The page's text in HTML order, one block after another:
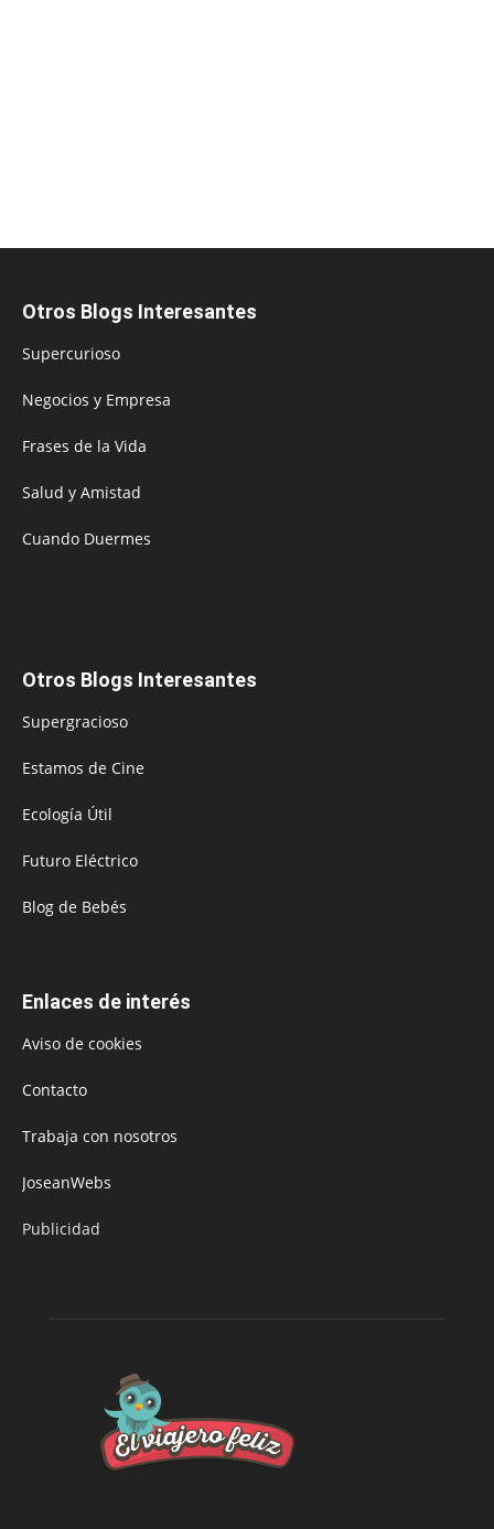
Otros Blogs Interesantes
Supercurioso
Negocios y Empresa
Frases de la Vida
Salud y Amistad
Cuando Duermes
Otros Blogs Interesantes
Supergracioso
Estamos de Cine
Ecología Útil
Futuro Eléctrico
Blog de Bebés
Enlaces de interés
Aviso de cookies
Contacto
Trabaja con nosotros
JoseanWebs
Publicidad